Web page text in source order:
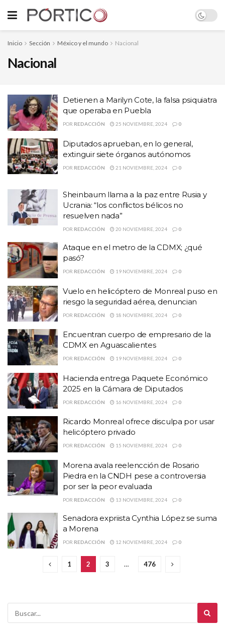
Inicio Sección México y el mundo Nacional
Nacional
Detienen a Marilyn Cote, la falsa psiquiatra
que operaba en Puebla
POR REDACCIÓN 25 NOVIEMBRE, 2024 0
Diputados aprueban, en lo general,
extinguir siete órganos autónomos
POR REDACCIÓN 21 NOVIEMBRE, 2024 0
Sheinbaum llama a la paz entre Rusia y
Ucrania: “los conflictos bélicos no
resuelven nada”
POR REDACCIÓN 20 NOVIEMBRE, 2024 0
Ataque en el metro de la CDMX; ¿qué
pasó?
POR REDACCIÓN 19 NOVIEMBRE, 2024 0
Vuelo en helicóptero de Monreal puso en
riesgo la seguridad aérea, denuncian
POR REDACCIÓN 18 NOVIEMBRE, 2024 0
Encuentran cuerpo de empresario de la
CDMX en Aguascalientes
POR REDACCIÓN 19 NOVIEMBRE, 2024 0
Hacienda entrega Paquete Económico
2025 en la Cámara de Diputados
POR REDACCIÓN 16 NOVIEMBRE, 2024 0
Ricardo Monreal ofrece disculpa por usar
helicóptero privado
POR REDACCIÓN 15 NOVIEMBRE, 2024 0
Morena avala reelencción de Rosario
Piedra en la CNDH pese a controversia
por ser la peor evaluada
POR REDACCIÓN 13 NOVIEMBRE, 2024 0
Senadora expriista Cynthia López se suma
a Morena
POR REDACCIÓN 12 NOVIEMBRE, 2024 0
1 2 3 … 476